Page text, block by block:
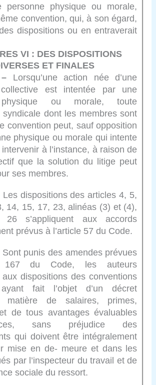
personne physique ou morale,
convention, qui, à son égard,
dispositions ou en entraverait
VI : DES DISPOSITIONS
ET FINALES
Lorsqu’une action née d’une
collective est intentée par une
physique ou morale, toute
syndicale dont les membres sont
convention peut, sauf opposition
physique ou morale qui intente
à l’instance, à raison de
que la solution du litige peut
ses membres.
Les dispositions des articles 4, 5,
14, 15, 17, 23, alinéas (3) et (4),
s’appliquent aux accords
prévus à l’article 57 du Code.
Sont punis des amendes prévues
167 du Code, les auteurs
aux dispositions des conventions
fait l’objet d’un décret
matière de salaires, primes,
de tous avantages évaluables
sans préjudice des
qui doivent être intégralement
mise en de- meure et dans les
par l’inspecteur du travail et de
sociale du ressort.